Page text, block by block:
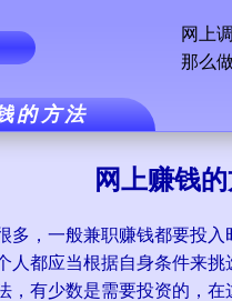
的方法
网上
那么
网上赚钱
多，一般兼职赚钱都要投
人都应当根据自身条件来
，有少数是需要投资的，